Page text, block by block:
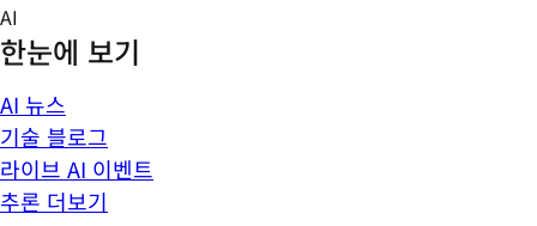
Skip
to
content
AI
한눈에 보기
AI 뉴스
기술 블로그
라이브 AI 이벤트
추론 더보기